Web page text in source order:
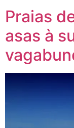
Praias
asas à